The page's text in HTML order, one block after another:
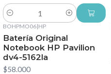
Cantidad
BOHPMO06|HP
Batería Original
Notebook HP Pavilion
dv4-5162la
$58.000